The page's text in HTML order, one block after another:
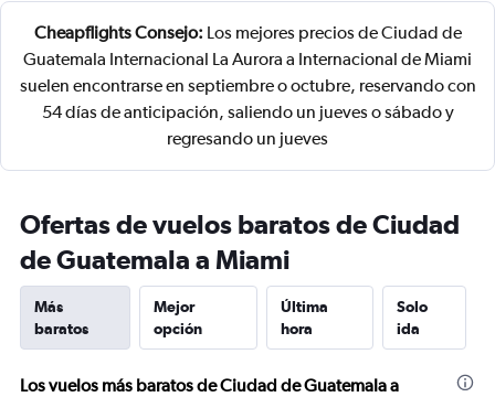
Cheapflights Consejo: Los mejores precios de Ciudad de
Guatemala Internacional La Aurora a Internacional de Miami
suelen encontrarse en septiembre o octubre, reservando con
54 días de anticipación, saliendo un jueves o sábado y
regresando un jueves
Ofertas de vuelos baratos de Ciudad
de Guatemala a Miami
Más
baratos
Mejor
opción
Última
hora
Solo
ida
Los vuelos más baratos de Ciudad de Guatemala a